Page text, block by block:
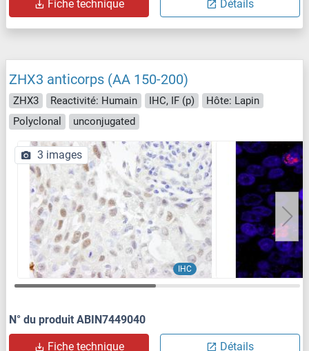
Fiche technique Détails
ZHX3 anticorps (AA 150-200)
ZHX3 Reactivité: Humain IHC, IF (p)
Hôte: Lapin
Polyclonal
unconjugated
IHC
3 images
N° du produit ABIN7449040
Fiche technique Détails